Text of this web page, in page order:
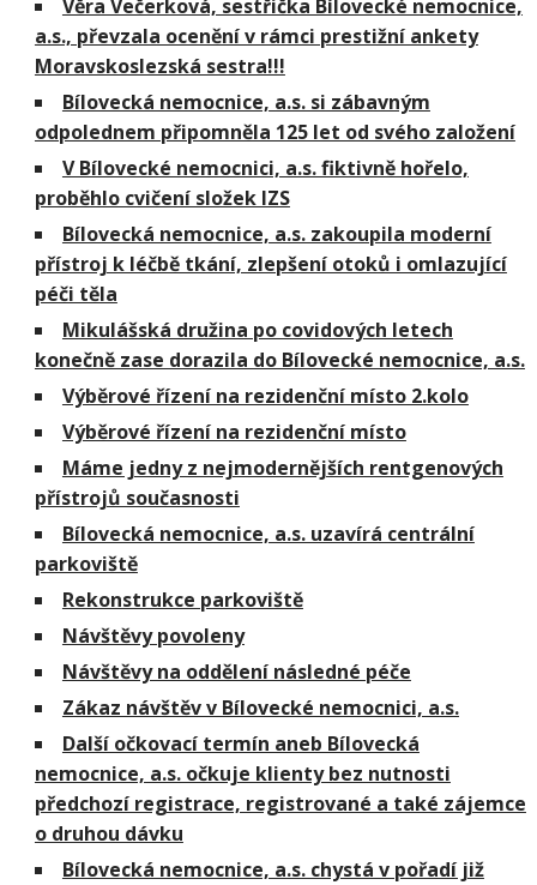
Věra Večerková, sestřička Bílovecké nemocnice,
a.s., převzala ocenění v rámci prestižní ankety
Moravskoslezská sestra!!!
Bílovecká nemocnice, a.s. si zábavným
odpolednem připomněla 125 let od svého založení
V Bílovecké nemocnici, a.s. fiktivně hořelo,
proběhlo cvičení složek IZS
Bílovecká nemocnice, a.s. zakoupila moderní
přístroj k léčbě tkání, zlepšení otoků i omlazující
péči těla
Mikulášská družina po covidových letech
konečně zase dorazila do Bílovecké nemocnice, a.s.
Výběrové řízení na rezidenční místo 2.kolo
Výběrové řízení na rezidenční místo
Máme jedny z nejmodernějších rentgenových
přístrojů současnosti
Bílovecká nemocnice, a.s. uzavírá centrální
parkoviště
Rekonstrukce parkoviště
Návštěvy povoleny
Návštěvy na oddělení následné péče
Zákaz návštěv v Bílovecké nemocnici, a.s.
Další očkovací termín aneb Bílovecká
nemocnice, a.s. očkuje klienty bez nutnosti
předchozí registrace, registrované a také zájemce
o druhou dávku
Bílovecká nemocnice, a.s. chystá v pořadí již